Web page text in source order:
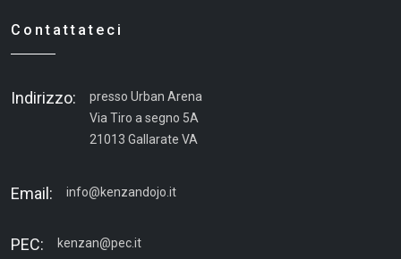
Contattateci
Indirizzo:
presso Urban Arena
Via Tiro a segno 5A
21013 Gallarate VA
Email: info@kenzandojo.it
PEC: kenzan@pec.it